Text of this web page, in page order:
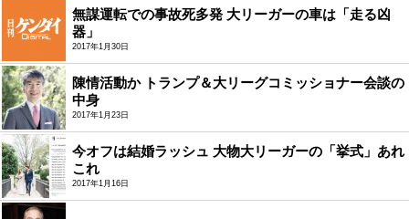
無謀運転での事故死多発 大リーガーの車は「走る凶
器」
2017年1月30日
陳情活動か トランプ＆大リーグコミッショナー会談の
中身
2017年1月23日
今オフは結婚ラッシュ 大物大リーガーの「挙式」あれ
これ
2017年1月16日